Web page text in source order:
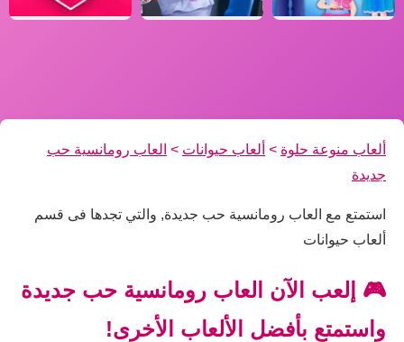
ألعاب منوعة حلوة > ألعاب حيوانات > العاب رومانسية حب
جديدة
استمتع مع العاب رومانسية حب جديدة, والتي تجدها فى قسم
ألعاب حيوانات
🎮 إلعب الآن العاب رومانسية حب جديدة
واستمتع بأفضل الألعاب الأخرى!